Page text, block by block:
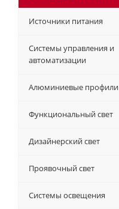
Источники питания
Системы управления и
автоматизации
Алюминиевые профили
Функциональный свет
Дизайнерский свет
Проявочный свет
Системы освещения